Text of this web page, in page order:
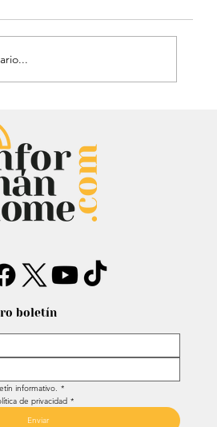
patas: Perrito
con técnica de
boletín
informativo. *
de privacidad *
Enviar